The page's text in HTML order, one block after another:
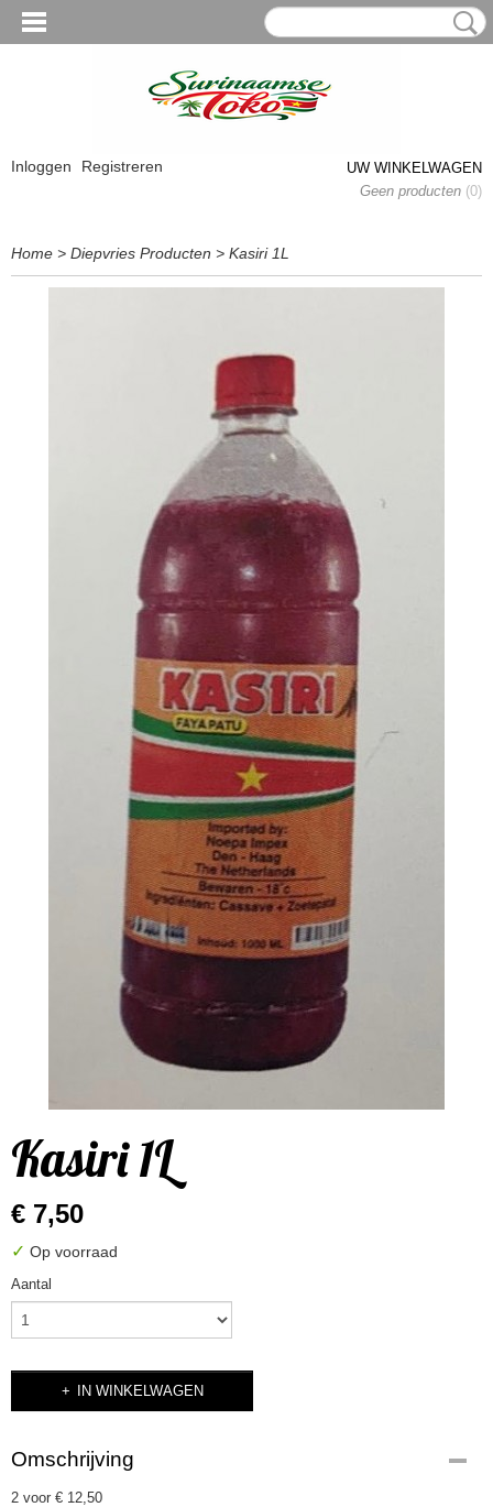
Inloggen Registreren
UW WINKELWAGEN
Geen producten (0)
Home > Diepvries Producten > Kasiri 1L
Kasiri 1L
€ 7,50
✓ Op voorraad
Aantal
IN WINKELWAGEN
Omschrijving
2 voor € 12,50